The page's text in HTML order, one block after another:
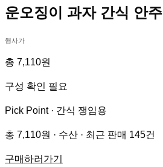
운오징이 과자 간식 안주
행사가
총 7,110원
구성 확인 필요
Pick Point · 간식 쟁임용
총 7,110원 · 수산 · 최근 판매 145건
구매하러가기